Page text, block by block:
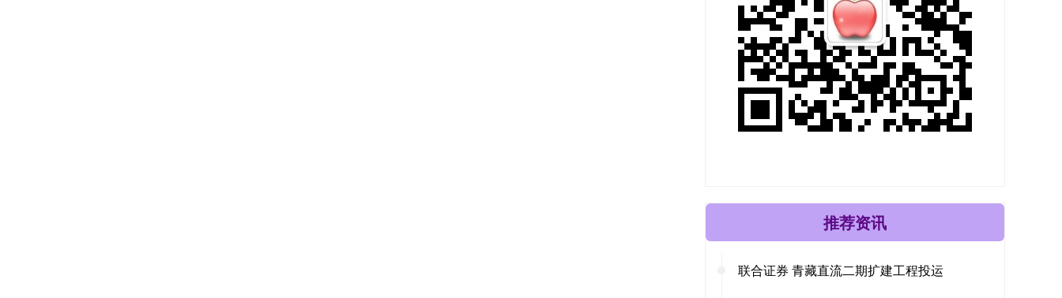
推荐资讯
联合证券 青藏直流二期扩建工程投运